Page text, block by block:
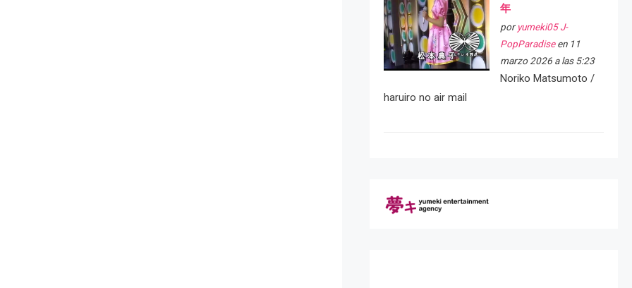
年
por yumeki05 J-
PopParadiseen 11
marzo 2026 a las 5:23
Noriko Matsumoto /
haruiro no air mail